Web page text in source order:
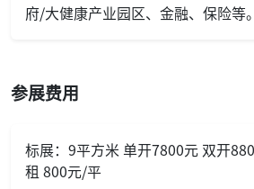
府/大健康产业园区、金融、保险等。
参展费用
标展：9平方米 单开7800元 双开
租 800元/平